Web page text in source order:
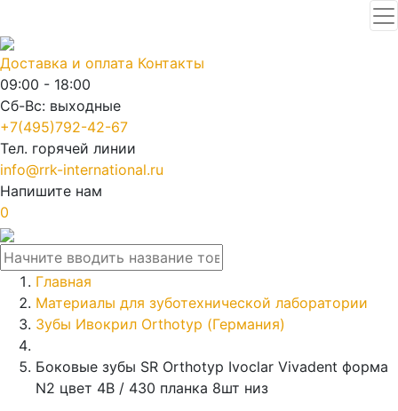
Доставка и оплата Контакты
09:00 - 18:00
Сб-Вс: выходные
+7(495)792-42-67
Тел. горячей линии
info@rrk-international.ru
Напишите нам
0
Главная
Материалы для зуботехнической лаборатории
Зубы Ивокрил Orthotyp (Германия)
Боковые зубы SR Orthotyp Ivoclar Vivadent форма
N2 цвет 4В / 430 планка 8шт низ